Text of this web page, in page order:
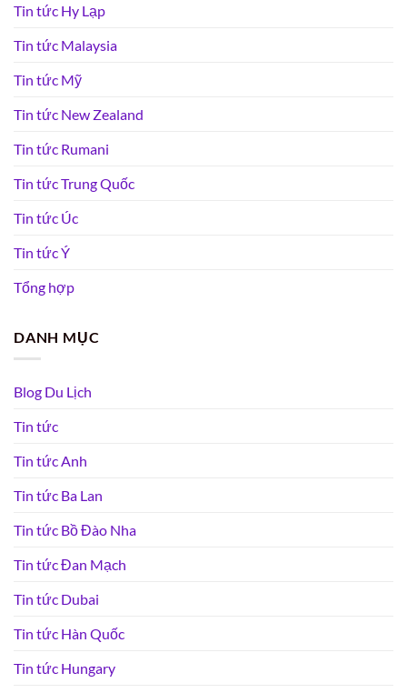
Tin tức Hy Lạp
Tin tức Malaysia
Tin tức Mỹ
Tin tức New Zealand
Tin tức Rumani
Tin tức Trung Quốc
Tin tức Úc
Tin tức Ý
Tổng hợp
DANH MỤC
Blog Du Lịch
Tin tức
Tin tức Anh
Tin tức Ba Lan
Tin tức Bồ Đào Nha
Tin tức Đan Mạch
Tin tức Dubai
Tin tức Hàn Quốc
Tin tức Hungary